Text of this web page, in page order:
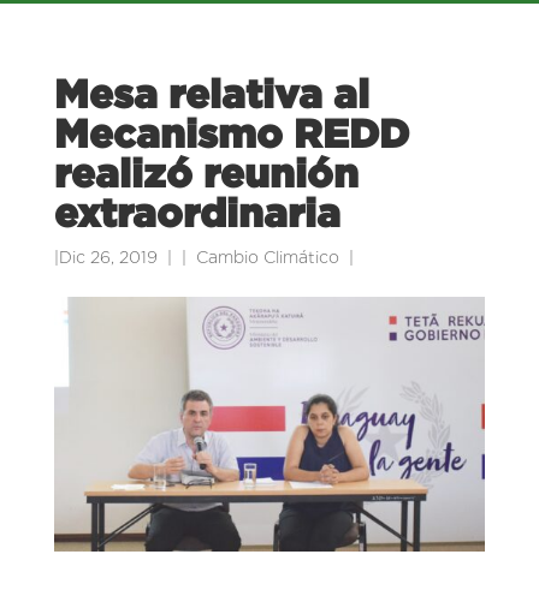
Mesa relativa al
Mecanismo REDD
realizó reunión
extraordinaria
Dic 26, 2019 Cambio Climático